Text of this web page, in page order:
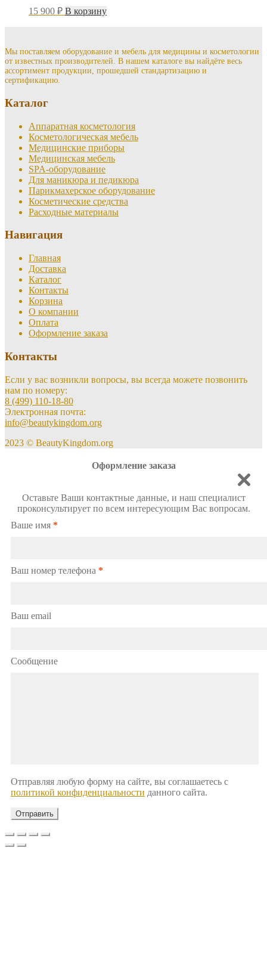
15 900 ₽ В корзину
Мы поставляем оборудование и мебель для медицины и косметологии
от известных производителей. В нашем каталоге вы найдёте весь
ассортимент продукции, прошедшей стандартизацию и
сертификацию.
Каталог
Аппаратная косметология
Косметологическая мебель
Медицинские приборы
Медицинская мебель
SPA-оборудование
Для маникюра и педикюра
Парикмахерское оборудование
Косметические средства
Расходные материалы
Навигация
Главная
Доставка
Каталог
Контакты
Корзина
О компании
Оплата
Оформление заказа
Контакты
Если у вас возникли вопросы, вы всегда можете позвонить
нам по номеру:
8 (499) 110-18-80
Электронная почта:
info@beautykingdom.org
2023 © BeautyKingdom.org
Оформление заказа
Оставьте Ваши контактные данные, и наш специалист
проконсультирует по всем интересующим Вас вопросам.
Ваше имя *
Ваш номер телефона *
Ваш email
Сообщение
Отправляя любую форму на сайте, вы соглашаетесь с
политикой конфиденциальности данного сайта.